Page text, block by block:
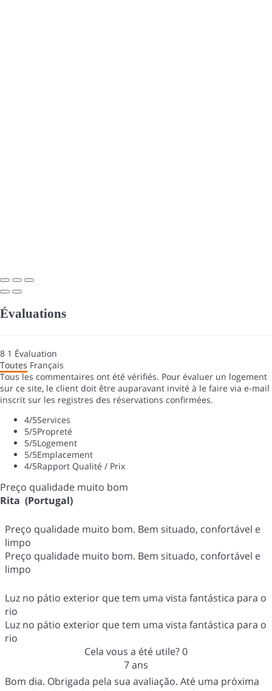
Évaluations
8 1 Évaluation
Toutes Français
Tous les commentaires ont été vérifiés. Pour évaluer un logement
sur ce site, le client doit être auparavant invité à le faire via e-mail
inscrit sur les registres des réservations confirmées.
4/5Services
5/5Propreté
5/5Logement
5/5Emplacement
4/5Rapport Qualité / Prix
Preço qualidade muito bom
Rita (Portugal)
Preço qualidade muito bom. Bem situado, confortável e
limpo
Preço qualidade muito bom. Bem situado, confortável e
limpo
Luz no pátio exterior que tem uma vista fantástica para o
rio
Luz no pátio exterior que tem uma vista fantástica para o
rio
Cela vous a été utile?0
7 ans
Bom dia. Obrigada pela sua avaliação. Até uma próxima